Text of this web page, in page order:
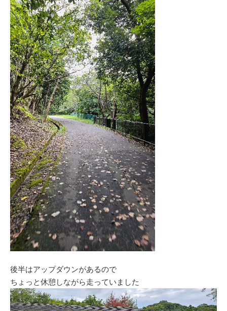
後半はアップダウンがあるので
ちょっと休憩しながら走っていました